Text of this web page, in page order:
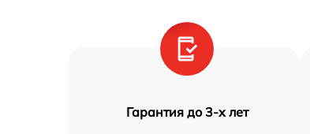
Гарантия до 3-х лет